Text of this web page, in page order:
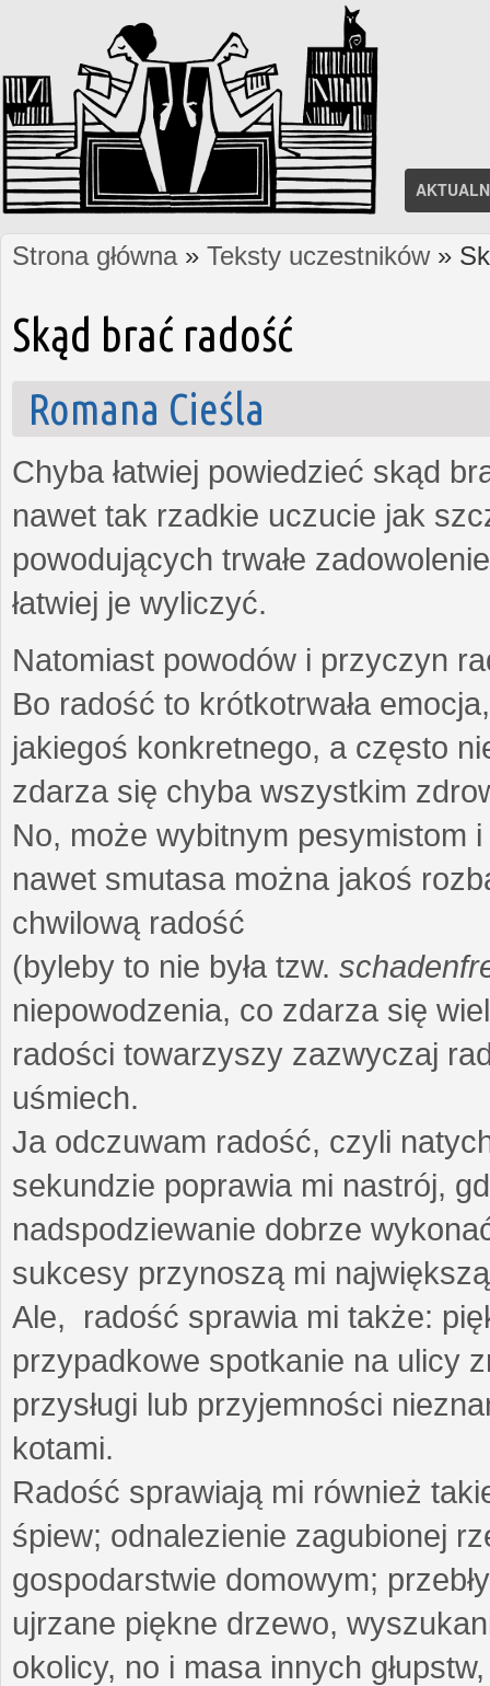
Jesteś tutaj
Strona główna» Teksty uczestników»
Skąd brać radość
Romana Cieśla
Chyba łatwiej powiedzieć skąd
nawet tak rzadkie uczucie jak
powodujących trwałe
łatwiej je wyliczyć.
Natomiast powodów i przyczyn
Bo radość to krótkotrwała
jakiegoś konkretnego, a często
zdarza się chyba wszystkim
No, może wybitnym pesymistom
nawet smutasa można jakoś
chwilową radość
(byleby to nie była tzw.
niepowodzenia, co zdarza się
radości towarzyszy zazwyczaj
uśmiech.
Ja odczuwam radość, czyli
sekundzie poprawia mi nastrój,
nadspodziewanie dobrze
sukcesy przynoszą mi
Ale, radość sprawia mi także:
przypadkowe spotkanie na ulicy
przysługi lub przyjemności
kotami.
Radość sprawiają mi również
śpiew; odnalezienie zagubionej
gospodarstwie domowym;
ujrzane piękne drzewo,
okolicy, no i masa innych